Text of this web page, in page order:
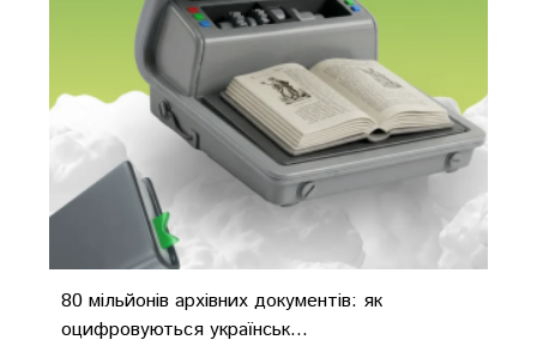
80 мільйонів архівних документів: як
оцифровуються українськ...